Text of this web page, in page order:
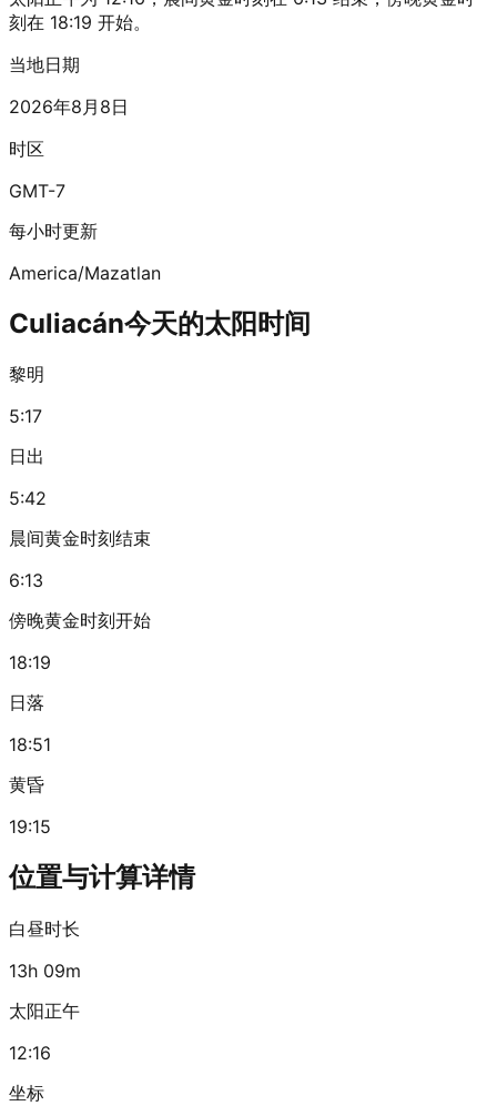
刻在 18:19 开始。
当地日期
2026年8月8日
时区
GMT-7
每小时更新
America/Mazatlan
Culiacán今天的太阳时间
黎明
5:17
日出
5:42
晨间黄金时刻结束
6:13
傍晚黄金时刻开始
18:19
日落
18:51
黄昏
19:15
位置与计算详情
白昼时长
13h 09m
太阳正午
12:16
坐标